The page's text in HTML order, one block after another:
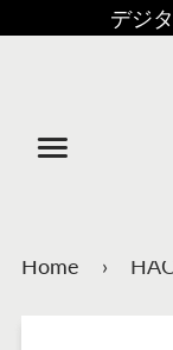
デジ
Home ›